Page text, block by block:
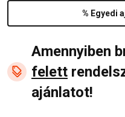
% Egyedi
Amennyiben
felett
ajánlatot!